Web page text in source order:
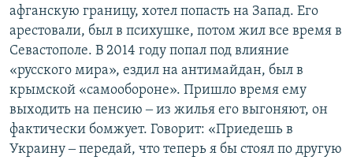
афганскую границу, хотел попасть на Запад. Его
арестовали, был в психушке, потом жил все время в
Севастополе. В 2014 году попал под влияние
«русского мира», ездил на антимайдан, был в
крымской «самообороне». Пришло время ему
выходить на пенсию ‒ из жилья его выгоняют, он
фактически бомжует. Говорит: «Приедешь в
Украину ‒ передай, что теперь я бы стоял по другую